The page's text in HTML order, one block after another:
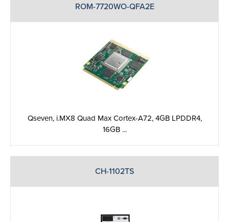
ROM-7720WO-QFA2E
Qseven, i.MX8 Quad Max Cortex-A72, 4GB LPDDR4,
16GB ...
CH-1102TS